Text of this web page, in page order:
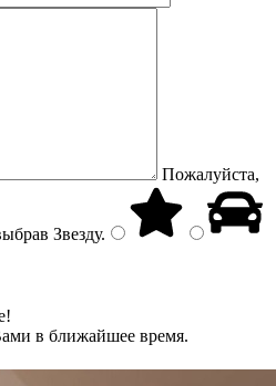
Пожалуйста,
Звезду.
в ближайшее время.